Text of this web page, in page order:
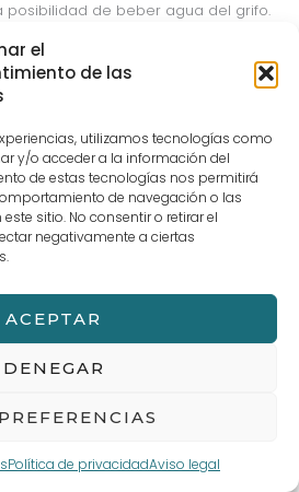
el
de las
utilizamos tecnologías como
y/o acceder a la información del
de estas tecnologías nos permitirá
de navegación o las
sitio. No consentir o retirar el
negativamente a ciertas
ACEPTAR
DENEGAR
Política de privacidadAviso legal
posibilidad de beber agua del grifo.
sino que tiene fines solidarios, ya
a la venta, y la recaudación irá
Bilbao Bizkaia Ur Partzuergoa
H20 Bilbao, Mesedez!
du. Ekimen honen bitartez ur
da ostalaritza lokaletan.
dago ur kalitate bikaina duten